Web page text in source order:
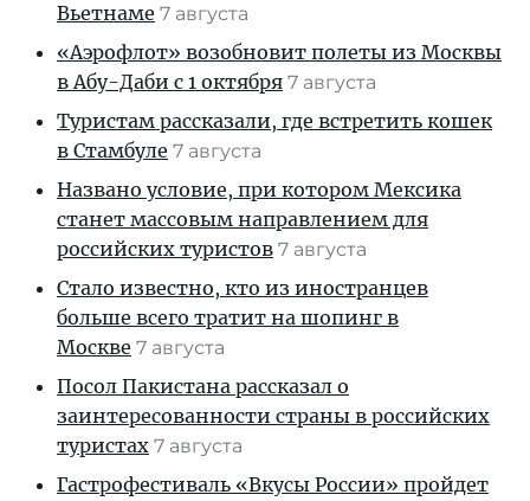
Вьетнаме 7 августа
«Аэрофлот» возобновит полеты из Москвы
в Абу-Даби с 1 октября 7 августа
Туристам рассказали, где встретить кошек
в Стамбуле 7 августа
Названо условие, при котором Мексика
станет массовым направлением для
российских туристов 7 августа
Стало известно, кто из иностранцев
больше всего тратит на шопинг в
Москве 7 августа
Посол Пакистана рассказал о
заинтересованности страны в российских
туристах 7 августа
Гастрофестиваль «Вкусы России» пройдет